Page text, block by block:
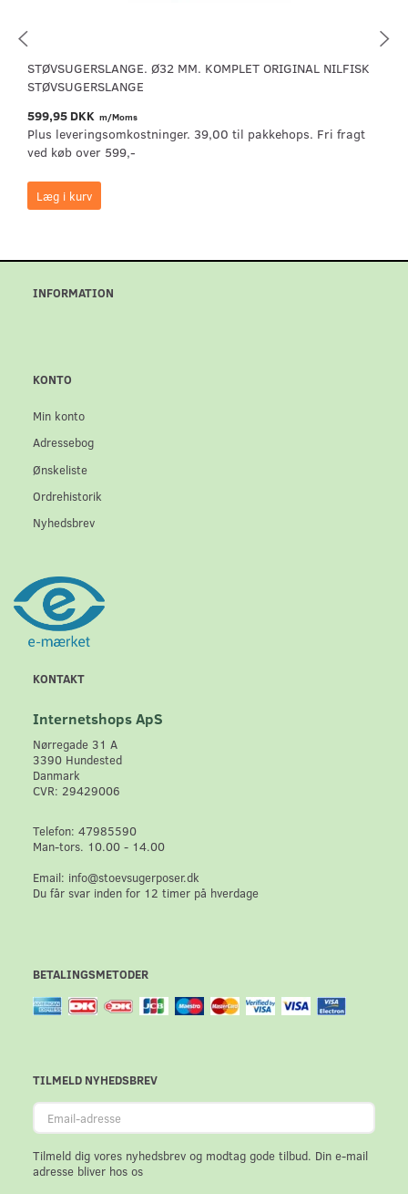
STØVSUGERSLANGE. Ø32 MM. KOMPLET ORIGINAL NILFISK
STØVSUGERSLANGE
599,95 DKK m/Moms
Plus leveringsomkostninger. 39,00 til pakkehops. Fri fragt
ved køb over 599,-
Læg i kurv
INFORMATION
KONTO
Min konto
Adressebog
Ønskeliste
Ordrehistorik
Nyhedsbrev
KONTAKT
Internetshops ApS
Nørregade 31 A
3390 Hundested
Danmark
CVR: 29429006
Telefon: 47985590
Man-tors. 10.00 - 14.00
Email: info@stoevsugerposer.dk
Du får svar inden for 12 timer på hverdage
BETALINGSMETODER
TILMELD NYHEDSBREV
Email-
adresse
Tilmeld dig vores nyhedsbrev og modtag gode tilbud. Din e-mail
adresse bliver hos os